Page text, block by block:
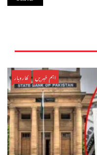
اہم خبریں کاروبار